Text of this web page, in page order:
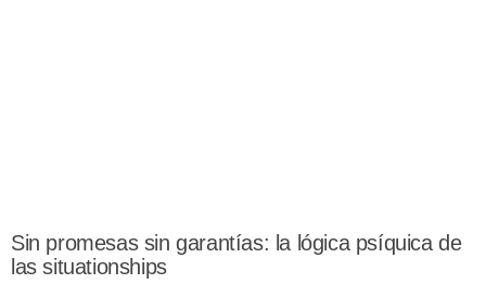
Sin promesas sin garantías: la lógica psíquica de
las situationships